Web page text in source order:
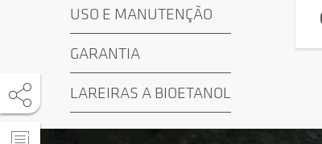
USO E MANUTENÇÃO
GARANTIA
LAREIRAS A BIOETANOL